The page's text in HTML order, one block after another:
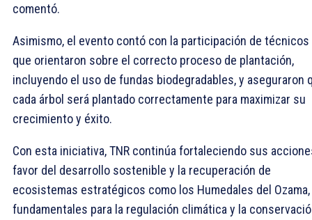
comentó.
Asimismo, el evento contó con la participación de técnicos
que orientaron sobre el correcto proceso de plantación,
incluyendo el uso de fundas biodegradables, y aseguraron
cada árbol será plantado correctamente para maximizar su
crecimiento y éxito.
Con esta iniciativa, TNR continúa fortaleciendo sus
favor del desarrollo sostenible y la recuperación de
ecosistemas estratégicos como los Humedales del Ozama,
fundamentales para la regulación climática y la